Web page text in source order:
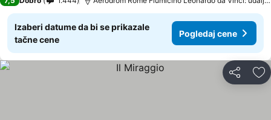
Izaberi datume da bi se prikazale
tačne cene
Pogledaj cene
Deli